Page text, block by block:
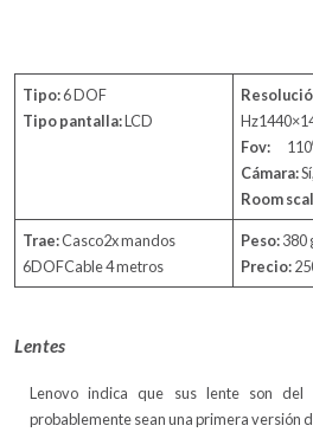
Tipo:6 DOF
Tipo pantalla:LCD
Fov:
Cámara:
Room
Trae:Casco2x mandos
6DOFCable 4 metros
Peso:380
Precio:
Lentes
Lenovo indica que sus lente son
probablemente sean una primera versión